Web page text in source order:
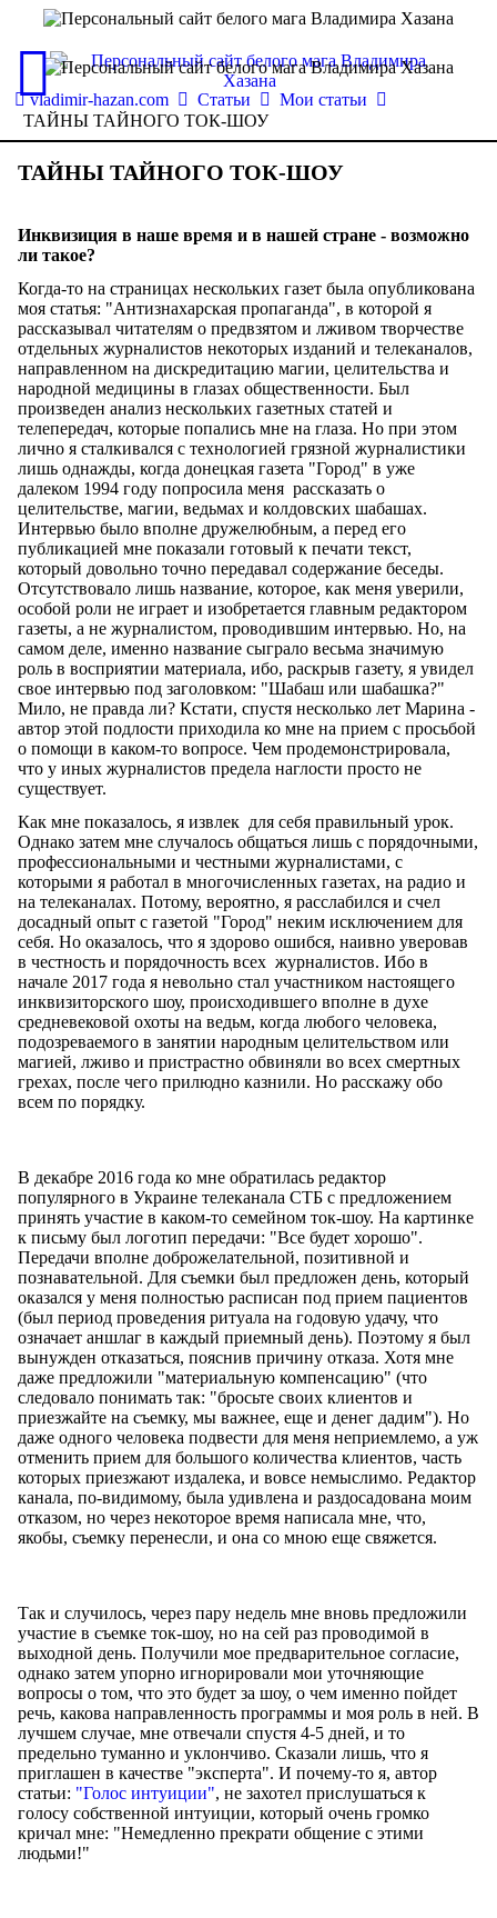
vladimir-hazan.com Статьи
Мои статьи
ТАЙНЫ ТАЙНОГО ТОК-ШОУ
ТАЙНЫ ТАЙНОГО ТОК-ШОУ
Инквизиция в наше время и в нашей стране - возможно
ли такое?
Когда-то на страницах нескольких газет была опубликована
моя статья: "Антизнахарская пропаганда", в которой я
рассказывал читателям о предвзятом и лживом творчестве
отдельных журналистов некоторых изданий и телеканалов,
направленном на дискредитацию магии, целительства и
народной медицины в глазах общественности. Был
произведен анализ нескольких газетных статей и
телепередач, которые попались мне на глаза. Но при этом
лично я сталкивался с технологией грязной журналистики
лишь однажды, когда донецкая газета "Город" в уже
далеком 1994 году попросила меня рассказать о
целительстве, магии, ведьмах и колдовских шабашах.
Интервью было вполне дружелюбным, а перед его
публикацией мне показали готовый к печати текст,
который довольно точно передавал содержание беседы.
Отсутствовало лишь название, которое, как меня уверили,
особой роли не играет и изобретается главным редактором
газеты, а не журналистом, проводившим интервью. Но, на
самом деле, именно название сыграло весьма значимую
роль в восприятии материала, ибо, раскрыв газету, я увидел
свое интервью под заголовком: "Шабаш или шабашка?"
Мило, не правда ли? Кстати, спустя несколько лет Марина -
автор этой подлости приходила ко мне на прием с просьбой
о помощи в каком-то вопросе. Чем продемонстрировала,
что у иных журналистов предела наглости просто не
существует.
Как мне показалось, я извлек для себя правильный урок.
Однако затем мне случалось общаться лишь с порядочными,
профессиональными и честными журналистами, с
которыми я работал в многочисленных газетах, на радио и
на телеканалах. Потому, вероятно, я расслабился и счел
досадный опыт с газетой "Город" неким исключением для
себя. Но оказалось, что я здорово ошибся, наивно уверовав
в честность и порядочность всех журналистов. Ибо в
начале 2017 года я невольно стал участником настоящего
инквизиторского шоу, происходившего вполне в духе
средневековой охоты на ведьм, когда любого человека,
подозреваемого в занятии народным целительством или
магией, лживо и пристрастно обвиняли во всех смертных
грехах, после чего прилюдно казнили. Но расскажу обо
всем по порядку.
В декабре 2016 года ко мне обратилась редактор
популярного в Украине телеканала СТБ с предложением
принять участие в каком-то семейном ток-шоу. На картинке
к письму был логотип передачи: "Все будет хорошо".
Передачи вполне доброжелательной, позитивной и
познавательной. Для съемки был предложен день, который
оказался у меня полностью расписан под прием пациентов
(был период проведения ритуала на годовую удачу, что
означает аншлаг в каждый приемный день). Поэтому я был
вынужден отказаться, пояснив причину отказа. Хотя мне
даже предложили "материальную компенсацию" (что
следовало понимать так: "бросьте своих клиентов и
приезжайте на съемку, мы важнее, еще и денег дадим"). Но
даже одного человека подвести для меня неприемлемо, а уж
отменить прием для большого количества клиентов, часть
которых приезжают издалека, и вовсе немыслимо. Редактор
канала, по-видимому, была удивлена и раздосадована моим
отказом, но через некоторое время написала мне, что,
якобы, съемку перенесли, и она со мною еще свяжется.
Так и случилось, через пару недель мне вновь предложили
участие в съемке ток-шоу, но на сей раз проводимой в
выходной день. Получили мое предварительное согласие,
однако затем упорно игнорировали мои уточняющие
вопросы о том, что это будет за шоу, о чем именно пойдет
речь, какова направленность программы и моя роль в ней. В
лучшем случае, мне отвечали спустя 4-5 дней, и то
предельно туманно и уклончиво. Сказали лишь, что я
приглашен в качестве "эксперта". И почему-то я, автор
статьи: "Голос интуиции", не захотел прислушаться к
голосу собственной интуиции, который очень громко
кричал мне: "Немедленно прекрати общение с этими
людьми!"